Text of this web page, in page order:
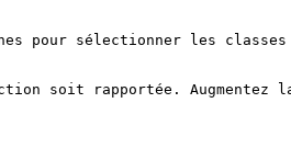
pour sélectionner les
soit rapportée.